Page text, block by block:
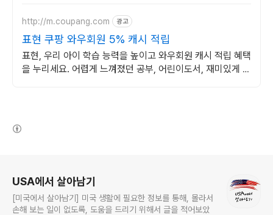
http://m.coupang.com 광고
표현 쿠팡 와우회원 5% 캐시 적립
표현, 우리 아이 학습 능력을 높이고 와우회원 캐시 적립 혜택
을 누리세요. 어렵게 느껴졌던 공부, 어린이도서, 재미있게 시
USA에서 살아남기
[미국에서 살아남기] 미국 생활에 필요한 정보를 통해, 몰라서
손해 보는 일이 없도록, 도움을 드리기 위해서 글을 적어보았